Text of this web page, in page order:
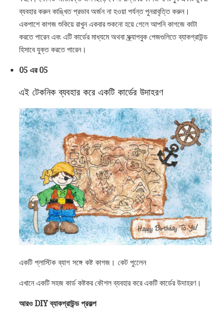
ব্যবহার করুন কাঙ্খিত প্রভাব অর্জন না হওয়া পর্যন্ত পুনরাবৃত্তি করুন।
একপাশে কাগজ শুকিয়ে রাখুন একবার শুকনো হয়ে গেলে আপনি কাগজে কাটা
করতে পারেন এবং এটি কার্ডের মাধ্যমে অথবা স্ক্র্যাপবুক পেজগুলিতে ব্যাকগ্রাউন্ড
হিসাবে যুক্ত করতে পারেন।
05 এর 05
এই টেকনিক ব্যবহার করে একটি কার্ডের উদাহরণ
একটি প্লাস্টিক ব্যাগ সঙ্গে কষ্ট কাগজ। কেট পুলেেন
এখানে একটি সহজ কার্ড কষ্টকর কৌশল ব্যবহার করে একটি কার্ডের উদাহরণ।
আরও DIY ব্যাকগ্রাউন্ড প্রকল্প